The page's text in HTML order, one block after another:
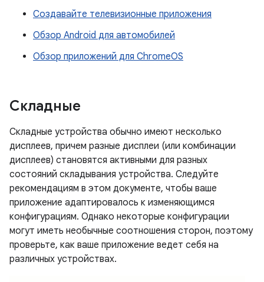
Создавайте телевизионные приложения
Обзор Android для автомобилей
Обзор приложений для ChromeOS
Складные
Складные устройства обычно имеют несколько
дисплеев, причем разные дисплеи (или комбинации
дисплеев) становятся активными для разных
состояний складывания устройства. Следуйте
рекомендациям в этом документе, чтобы ваше
приложение адаптировалось к изменяющимся
конфигурациям. Однако некоторые конфигурации
могут иметь необычные соотношения сторон, поэтому
проверьте, как ваше приложение ведет себя на
различных устройствах.